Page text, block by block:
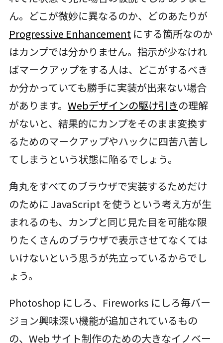
ん。どこが微妙に異なるのか、どのあたりが
Progressive Enhancementにする箇所なのか
はカンプでは分かりません。指示が少なけれ
ばマークアップをする人は、どこがするべき
か分かっていても勝手に実装が出来ない場合
があります。 Webデザインの駆け引きの理解
がないと、結果的にカンプをそのまま変換す
るためのマークアップやハックに四苦八苦し
てしまうという状態に陥るでしょう。
角丸をすべてのブラウザで実装するためだけ
のために JavaScript を使うという考え方が生
まれるのも、カンプと同じ見た目を可能な限
りたくさんのブラウザで表示させてなくては
いけないという思うが先立っているからでし
ょう。
Photoshop にしろ、Fireworks にしろ毎バー
ジョン興味深い機能が追加されているもの
の、Web サイト制作のための大きなイノベー